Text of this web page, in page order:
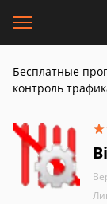
Бесплатные
контроль